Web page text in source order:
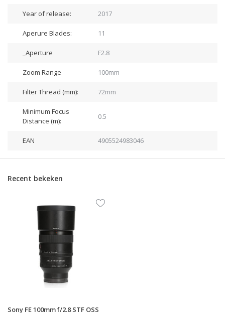
Year of release: 2017
Aperure Blades: 11
_Aperture F2.8
Zoom Range 100mm
Filter Thread (mm): 72mm
Minimum Focus
Distance (m):
0.5
EAN 4905524983046
Recent bekeken
Sony FE 100mm f/2.8 STF OSS